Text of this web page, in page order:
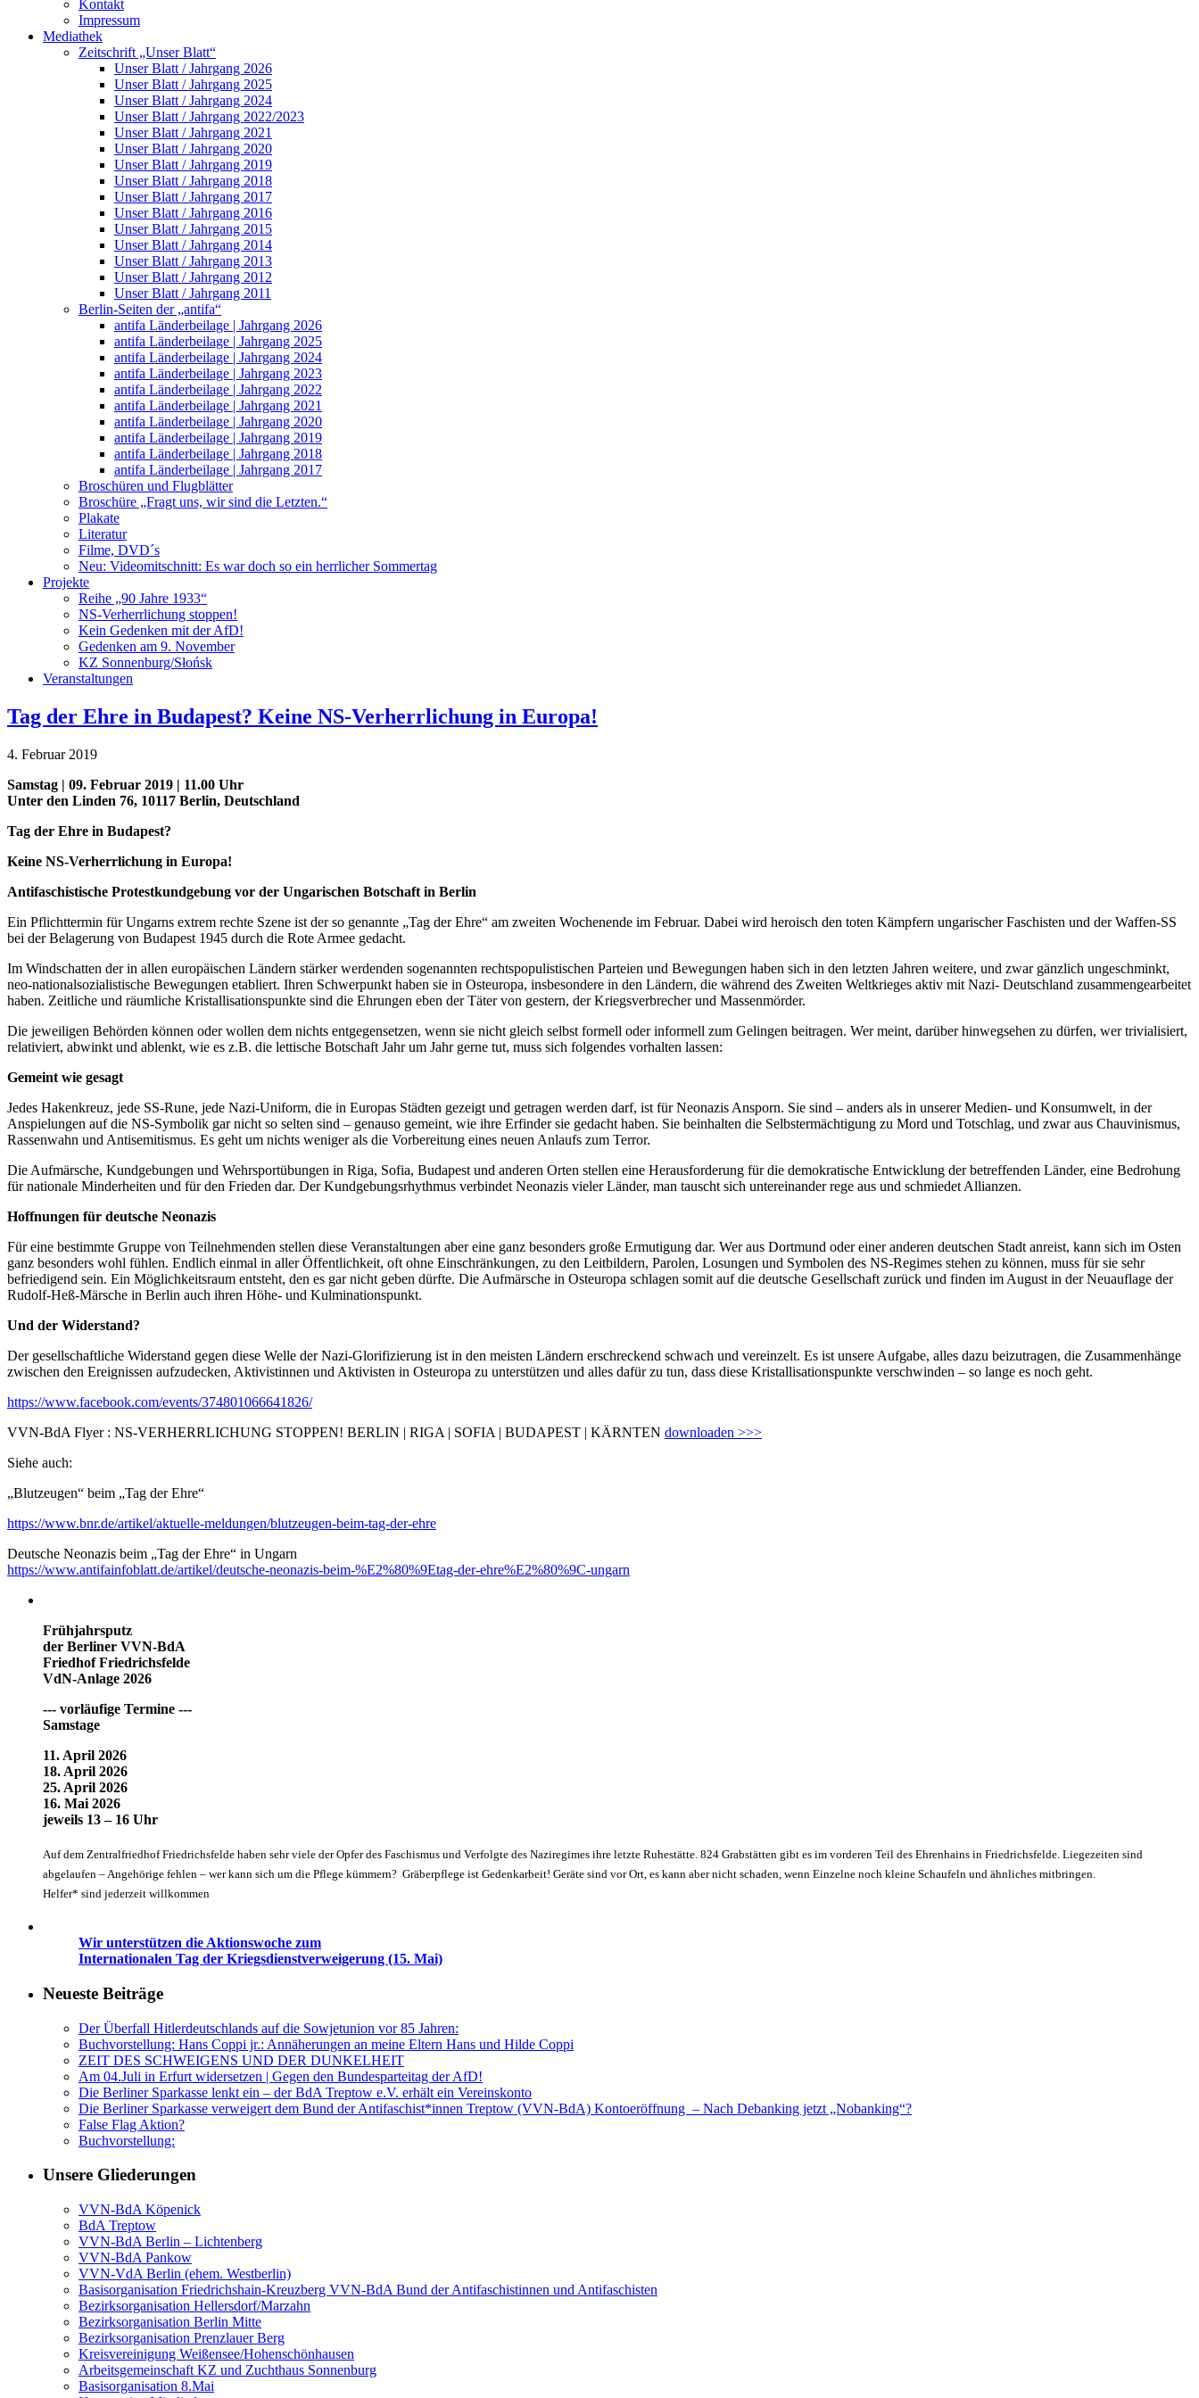
Kontakt
Impressum
Mediathek
Zeitschrift „Unser Blatt“
Unser Blatt / Jahrgang 2026
Unser Blatt / Jahrgang 2025
Unser Blatt / Jahrgang 2024
Unser Blatt / Jahrgang 2022/2023
Unser Blatt / Jahrgang 2021
Unser Blatt / Jahrgang 2020
Unser Blatt / Jahrgang 2019
Unser Blatt / Jahrgang 2018
Unser Blatt / Jahrgang 2017
Unser Blatt / Jahrgang 2016
Unser Blatt / Jahrgang 2015
Unser Blatt / Jahrgang 2014
Unser Blatt / Jahrgang 2013
Unser Blatt / Jahrgang 2012
Unser Blatt / Jahrgang 2011
Berlin-Seiten der „antifa“
antifa Länderbeilage | Jahrgang 2026
antifa Länderbeilage | Jahrgang 2025
antifa Länderbeilage | Jahrgang 2024
antifa Länderbeilage | Jahrgang 2023
antifa Länderbeilage | Jahrgang 2022
antifa Länderbeilage | Jahrgang 2021
antifa Länderbeilage | Jahrgang 2020
antifa Länderbeilage | Jahrgang 2019
antifa Länderbeilage | Jahrgang 2018
antifa Länderbeilage | Jahrgang 2017
Broschüren und Flugblätter
Broschüre „Fragt uns, wir sind die Letzten.“
Plakate
Literatur
Filme, DVD´s
Neu: Videomitschnitt: Es war doch so ein herrlicher Sommertag
Projekte
Reihe „90 Jahre 1933“
NS-Verherrlichung stoppen!
Kein Gedenken mit der AfD!
Gedenken am 9. November
KZ Sonnenburg/Słońsk
Veranstaltungen
Tag der Ehre in Budapest? Keine NS-Verherrlichung in Europa!
4. Februar 2019
Samstag | 09. Februar 2019 | 11.00 Uhr
Unter den Linden 76, 10117 Berlin, Deutschland
Tag der Ehre in Budapest?
Keine NS-Verherrlichung in Europa!
Antifaschistische Protestkundgebung vor der Ungarischen Botschaft in Berlin
Ein Pflichttermin für Ungarns extrem rechte Szene ist der so genannte „Tag der Ehre“ am zweiten Wochenende im Februar. Dabei wird heroisch den toten Kämpfern ungarischer Faschisten und der Waffen-SS
bei der Belagerung von Budapest 1945 durch die Rote Armee gedacht.
Im Windschatten der in allen europäischen Ländern stär­ker werdenden sogenannten rechtspopulistischen Par­teien und Bewegungen haben sich in den letzten Jahren weitere, und zwar gänzlich ungeschminkt,
neo-national­sozialistische Bewegungen etabliert. Ihren Schwerpunkt haben sie in Osteuropa, insbesondere in den Ländern, die während des Zweiten Weltkrieges aktiv mit Nazi- Deutschland zusammengearbeitet
haben. Zeitliche und räumliche Kristallisationspunkte sind die Ehrungen eben der Täter von gestern, der Kriegsverbrecher und Massenmörder.
Die jeweiligen Behörden können oder wollen dem nichts entgegensetzen, wenn sie nicht gleich selbst formell oder informell zum Gelingen beitragen. Wer meint, dar­über hinwegsehen zu dürfen, wer trivialisiert,
relativiert, abwinkt und ablenkt, wie es z.B. die lettische Botschaft Jahr um Jahr gerne tut, muss sich folgendes vorhalten lassen:
Gemeint wie gesagt
Jedes Hakenkreuz, jede SS-Rune, jede Nazi-Uniform, die in Europas Städten gezeigt und getragen werden darf, ist für Neonazis Ansporn. Sie sind – anders als in unse­rer Medien- und Konsumwelt, in der
Anspielungen auf die NS-Symbolik gar nicht so selten sind – genauso ge­meint, wie ihre Erfinder sie gedacht haben. Sie beinhal­ten die Selbstermächtigung zu Mord und Totschlag, und zwar aus Chauvinismus,
Rassenwahn und Antisemitis­mus. Es geht um nichts weniger als die Vorbereitung eines neuen Anlaufs zum Terror.
Die Aufmärsche, Kundgebungen und Wehrsportübun­gen in Riga, Sofia, Budapest und anderen Orten stellen eine Herausforderung für die demokratische Entwick­lung der betreffenden Länder, eine Bedrohung
für nati­onale Minderheiten und für den Frieden dar. Der Kund­gebungsrhythmus verbindet Neonazis vieler Länder, man tauscht sich untereinander rege aus und schmie­det Allianzen.
Hoffnungen für deutsche Neonazis
Für eine bestimmte Gruppe von Teilnehmenden stellen diese Veranstaltungen aber eine ganz besonders große Ermutigung dar. Wer aus Dortmund oder einer ande­ren deutschen Stadt anreist, kann sich im Osten
ganz besonders wohl fühlen. Endlich einmal in aller Öffent­lichkeit, oft ohne Einschränkungen, zu den Leitbildern, Parolen, Losungen und Symbolen des NS-Regimes ste­hen zu können, muss für sie sehr
befriedigend sein. Ein Möglichkeitsraum entsteht, den es gar nicht geben dürfte. Die Aufmärsche in Osteuropa schlagen somit auf die deutsche Gesellschaft zurück und finden im August in der Neuauflage der
Rudolf-Heß-Märsche in Berlin auch ihren Höhe- und Kulminationspunkt.
Und der Widerstand?
Der gesellschaftliche Widerstand gegen diese Welle der Nazi-Glorifizierung ist in den meisten Ländern erschre­ckend schwach und vereinzelt. Es ist unsere Aufgabe, alles dazu beizutragen, die Zusammenhänge
zwischen den Ereignissen aufzudecken, Aktivistinnen und Aktivis­ten in Osteuropa zu unterstützen und alles dafür zu tun, dass diese Kristallisationspunkte verschwinden – so lange es noch geht.
https://www.facebook.com/events/374801066641826/
VVN-BdA Flyer : NS-VERHERRLICHUNG STOPPEN! BERLIN | RIGA | SOFIA | BUDAPEST | KÄRNTEN downloaden >>>
Siehe auch:
„Blutzeugen“ beim „Tag der Ehre“
https://www.bnr.de/artikel/aktuelle-meldungen/blutzeugen-beim-tag-der-ehre
Deutsche Neonazis beim „Tag der Ehre“ in Ungarn
https://www.antifainfoblatt.de/artikel/deutsche-neonazis-beim-%E2%80%9Etag-der-ehre%E2%80%9C-ungarn
Frühjahrsputz
der Berliner VVN-BdA
Friedhof Friedrichsfelde
VdN-Anlage 2026
--- vorläufige Termine ---
Samstage
11. April 2026
18. April 2026
25. April 2026
16. Mai 2026
jeweils 13 – 16 Uhr
Auf dem Zentralfriedhof Friedrichsfelde haben sehr viele der Opfer des Faschismus und Verfolgte des Naziregimes ihre letzte Ruhestätte. 824 Grabstätten gibt es im vorderen Teil des Ehrenhains in Friedrichsfelde. Liegezeiten sind
abgelaufen – Angehörige fehlen – wer kann sich um die Pflege kümmern? Gräberpflege ist Gedenkarbeit! Geräte sind vor Ort, es kann aber nicht schaden, wenn Einzelne noch kleine Schaufeln und ähnliches mitbringen.
Helfer* sind jederzeit willkommen
Wir unterstützen die Aktionswoche zum
Internationalen Tag der Kriegsdienstverweigerung (15. Mai)
Neueste Beiträge
Der Überfall Hitlerdeutschlands auf die Sowjetunion vor 85 Jahren:
Buchvorstellung: Hans Coppi jr.: Annäherungen an meine Eltern Hans und Hilde Coppi
ZEIT DES SCHWEIGENS UND DER DUNKELHEIT
Am 04.Juli in Erfurt widersetzen | Gegen den Bundesparteitag der AfD!
Die Berliner Sparkasse lenkt ein – der BdA Treptow e.V. erhält ein Vereinskonto
Die Berliner Sparkasse verweigert dem Bund der Antifaschist*innen Treptow (VVN-BdA) Kontoeröffnung – Nach Debanking jetzt „Nobanking“?
False Flag Aktion?
Buchvorstellung:
Unsere Gliederungen
VVN-BdA Köpenick
BdA Treptow
VVN-BdA Berlin – Lichtenberg
VVN-BdA Pankow
VVN-VdA Berlin (ehem. Westberlin)
Basisorganisation Friedrichshain-Kreuzberg VVN-BdA Bund der Antifaschistinnen und Antifaschisten
Bezirksorganisation Hellersdorf/Marzahn
Bezirksorganisation Berlin Mitte
Bezirksorganisation Prenzlauer Berg
Kreisvereinigung Weißensee/Hohenschönhausen
Arbeitsgemeinschaft KZ und Zuchthaus Sonnenburg
Basisorganisation 8.Mai